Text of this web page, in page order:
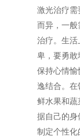
激光治疗需
而异，一般
治疗。生活
卑，要勇敢
保持心情愉
逸结合。在
鲜水果和蔬
据自己的身
制定个性化